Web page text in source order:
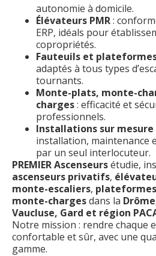
autonomie à domicile.
Élévateurs PMR:
ERP, idéals pour
copropriétés.
Fauteuils et
adaptés à tous types
tournants.
Monte-plats, monte-
charges: efficacité et
professionnels.
Installations sur mesure
installation, maintenance
par un seul interlocuteur.
PREMIER Ascenseursétudie,
ascenseurs privatifs,
monte-escaliers,
monte-chargesdans la
Vaucluse, Gard et région
Notre mission : rendre chaque
confortable et sûr, avec une
gamme.